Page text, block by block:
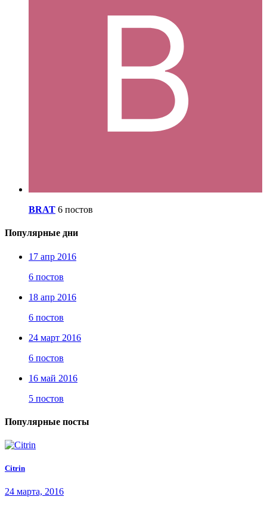
BRAT 6 постов
Популярные дни
17 апр 2016
6 постов
18 апр 2016
6 постов
24 март 2016
6 постов
16 май 2016
5 постов
Популярные посты
Citrin
24 марта, 2016